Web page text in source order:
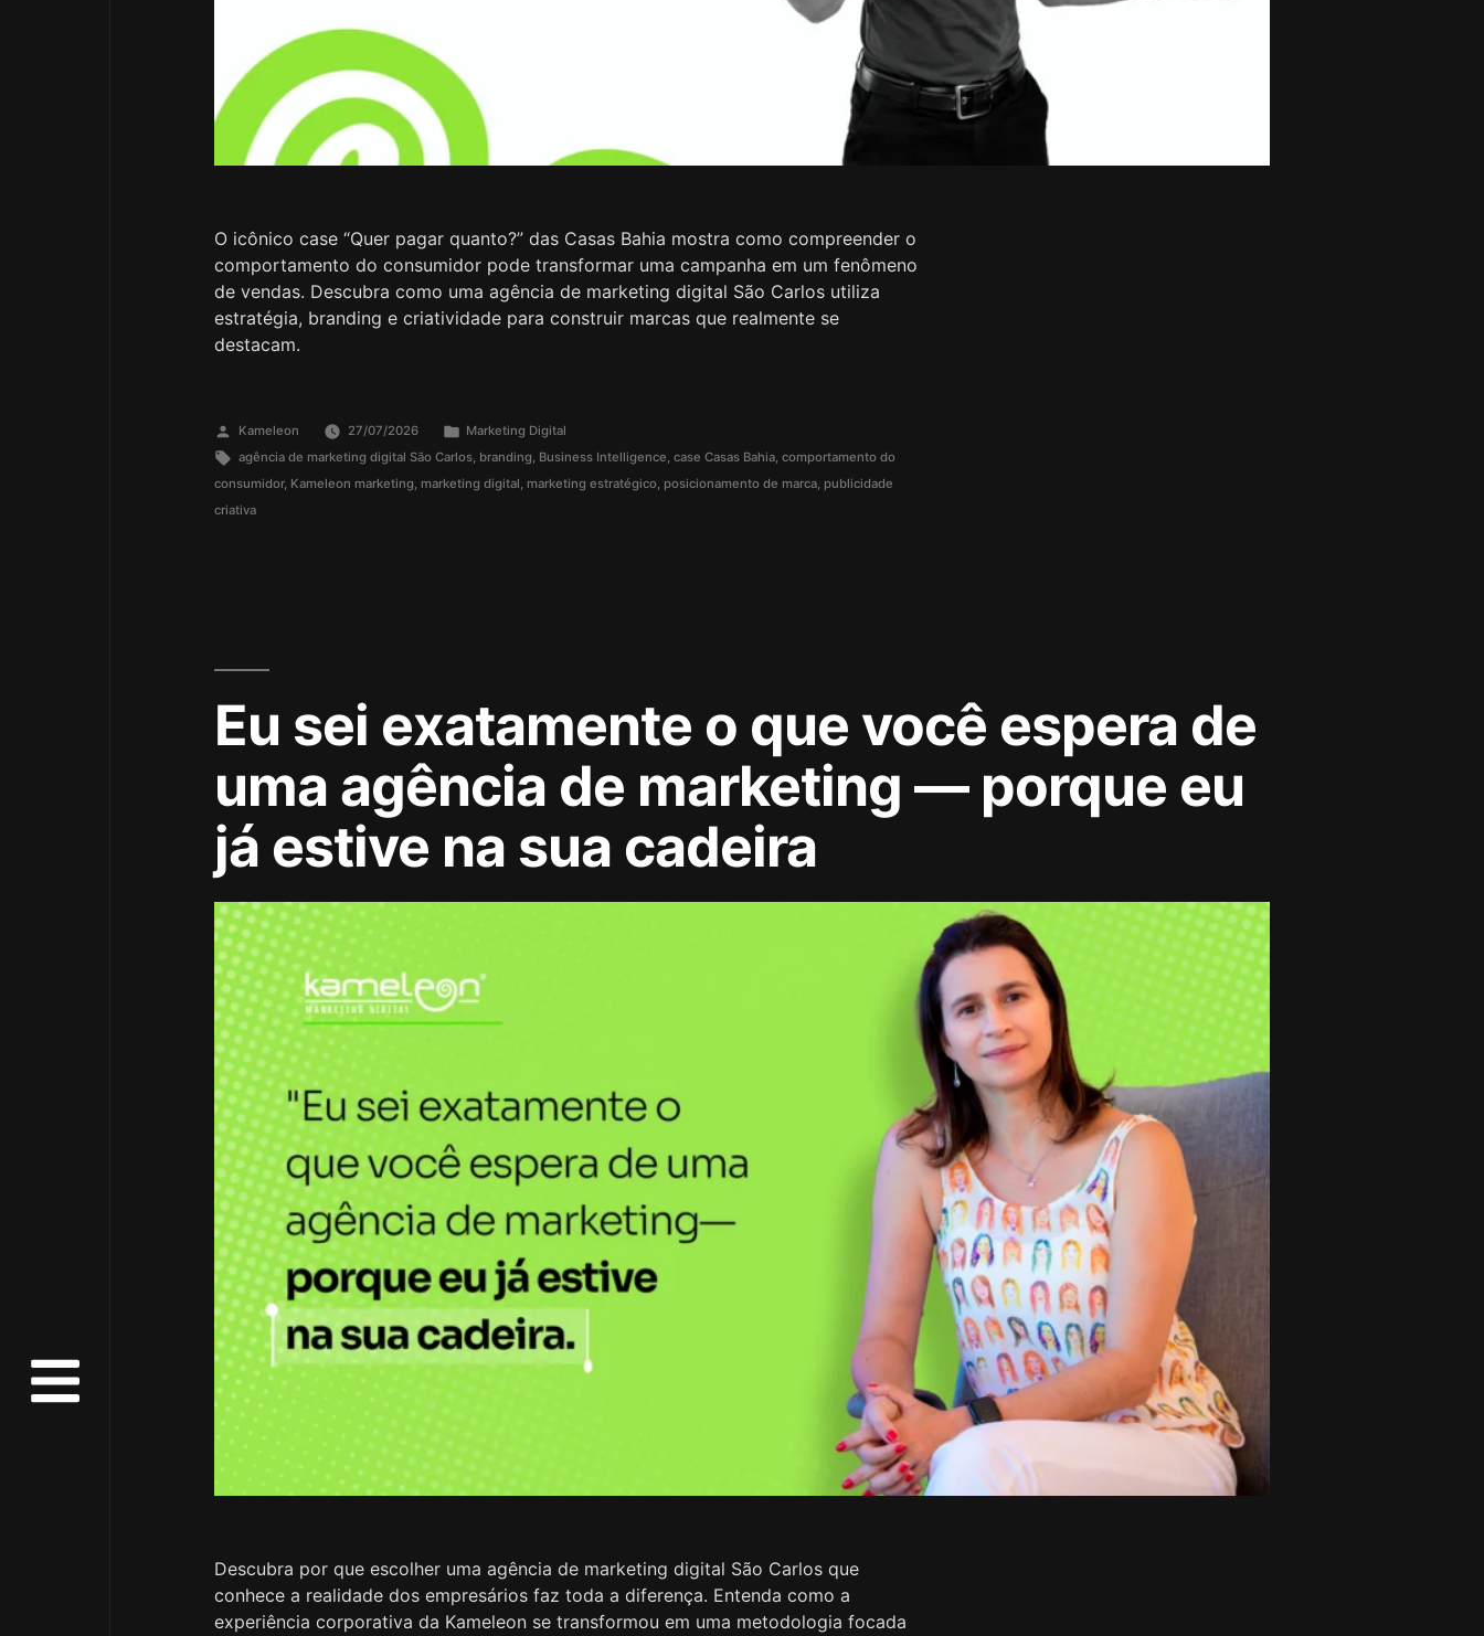
O icônico case “Quer pagar quanto?” das Casas Bahia mostra como compreender o
comportamento do consumidor pode transformar uma campanha em um fenômeno
de vendas. Descubra como uma agência de marketing digital São Carlos utiliza
estratégia, branding e criatividade para construir marcas que realmente se
destacam.
Kameleon 27/07/2026
Marketing Digital
agência de marketing digital São Carlos, branding, Business Intelligence,case Casas Bahia,comportamento do
consumidor, Kameleon marketing, marketing digital, marketing estratégico, posicionamento de marca, publicidade
criativa
Eu sei exatamente o que você espera de
uma agência de marketing — porque eu
já estive na sua cadeira
Descubra por que escolher uma agência de marketing digital São Carlos que
conhece a realidade dos empresários faz toda a diferença. Entenda como a
experiência corporativa da Kameleon se transformou em uma metodologia focada